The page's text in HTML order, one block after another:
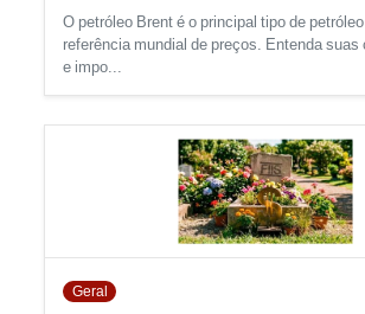
O petróleo Brent é o principal tipo de
referência mundial de preços. Entenda
e impo...
Geral